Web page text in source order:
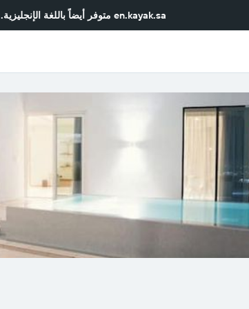
en.kayak.sa متوفر أيضاً باللغة الإنجليزية.